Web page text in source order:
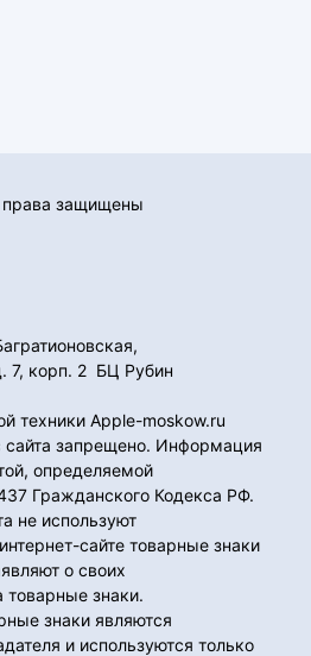
права защищены
7, корп. 2 БЦ Рубин
техники Apple-moskow.ru
сайта запрещено. Информация
определяемой
Гражданского Кодекса РФ.
не используют
сайте товарные знаки
о своих
товарные знаки.
знаки являются
и используются только